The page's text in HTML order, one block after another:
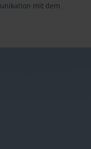
mit dem